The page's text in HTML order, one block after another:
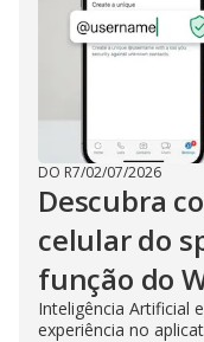
DO R7/02/07/2026
Descubra
celular do
função do
Inteligência Artificial
experiência no